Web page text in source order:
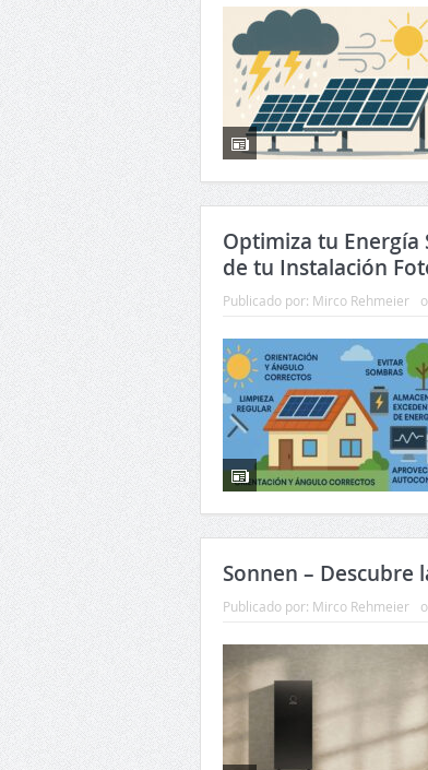
Optimiza tu Energía
de tu Instalación
Publicado por: Mirco Rehmeier
Sonnen – Descubre
Publicado por: Mirco Rehmeier